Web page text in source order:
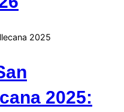
2025: